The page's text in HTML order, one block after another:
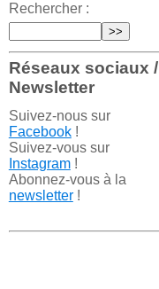
Rechercher :
Réseaux sociaux /
Newsletter
Suivez-nous sur
Facebook!
Suivez-vous sur
Instagram!
Abonnez-vous à la
newsletter!